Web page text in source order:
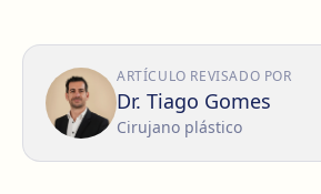
ARTÍCULO REVISADO POR
Dr. Tiago Gomes
Cirujano plástico